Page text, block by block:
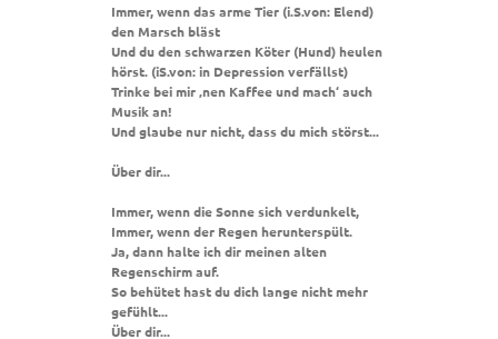
Immer, wenn das arme Tier (i.S.von: Elend)
den Marsch bläst
Und du den schwarzen Köter (Hund) heulen
hörst. (iS.von: in Depression verfällst)
Trinke bei mir ‚nen Kaffee und mach‘ auch
Musik an!
Und glaube nur nicht, dass du mich störst...
Über dir...
Immer, wenn die Sonne sich verdunkelt,
Immer, wenn der Regen herunterspült.
Ja, dann halte ich dir meinen alten
Regenschirm auf.
So behütet hast du dich lange nicht mehr
gefühlt...
Über dir...